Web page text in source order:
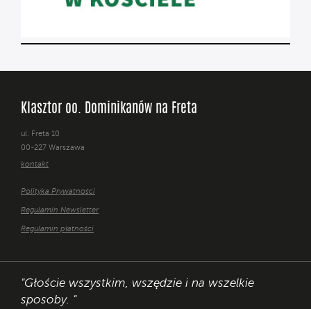
Klasztor oo. Dominikanów na Freta
ul. Freta 10
00-227 Warszawa
kontakt
Polityka Prywatności
Regulamin Newsletter
Regulamin płatności
"Głoście wszystkim, wszędzie i na wszelkie
sposoby. "